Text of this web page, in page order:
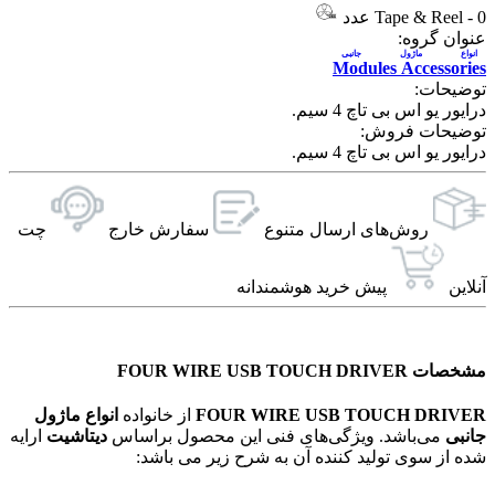
Tape & Reel - 0 عدد
عنوان گروه:
Modules Accessories
انواع ماژول جانبی
توضیحات:
درایور یو اس بی تاچ 4 سیم.
توضیحات فروش:
درایور یو اس بی تاچ 4 سیم.
روش‌های ارسال‌ متنوع سفارش خارج چت
آنلاین پیش خرید هوشمندانه
مشخصات FOUR WIRE USB TOUCH DRIVER
FOUR WIRE USB TOUCH DRIVER از خانواده انواع ماژول
جانبی
دیتاشیت ارایه
شده از سوی تولید کننده آن به شرح زیر می باشد: